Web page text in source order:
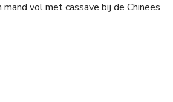
mand vol met cassave bij de Chinees